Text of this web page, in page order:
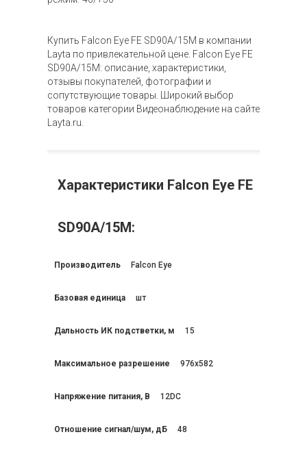
Купить Falcon Eye FE SD90A/15M в компании
Layta по привлекательной цене. Falcon Eye FE
SD90A/15M: описание, характеристики,
отзывы покупателей, фотографии и
сопутствующие товары. Широкий выбор
товаров категории Видеонаблюдение на сайте
Layta.ru.
Характеристики Falcon Eye FE
SD90A/15M:
Производитель Falcon Eye
Базовая единица шт
Дальность ИК подстветки, м 15
Максимальное разрешение 976x582
Напряжение питания, В 12DC
Отношение сигнал/шум, дБ 48